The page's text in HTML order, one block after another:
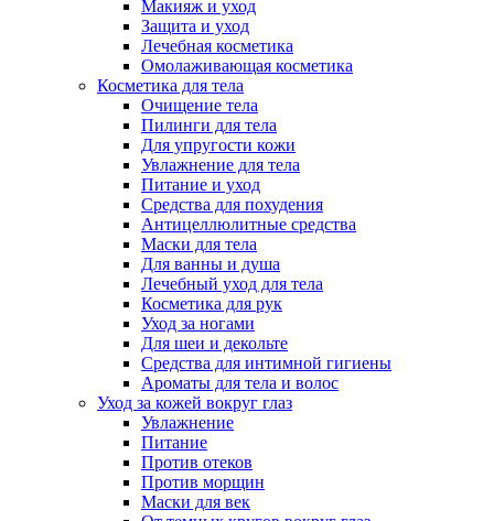
Макияж и уход
Защита и уход
Лечебная косметика
Омолаживающая косметика
Косметика для тела
Очищение тела
Пилинги для тела
Для упругости кожи
Увлажнение для тела
Питание и уход
Средства для похудения
Антицеллюлитные средства
Маски для тела
Для ванны и душа
Лечебный уход для тела
Косметика для рук
Уход за ногами
Для шеи и декольте
Средства для интимной гигиены
Ароматы для тела и волос
Уход за кожей вокруг глаз
Увлажнение
Питание
Против отеков
Против морщин
Маски для век